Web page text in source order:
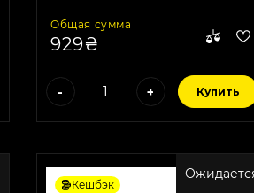
Общая сумма
929₴
- + Купить
Кешбэк